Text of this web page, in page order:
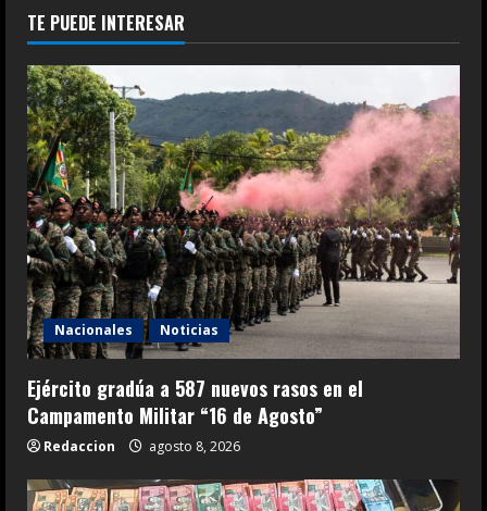
TE PUEDE INTERESAR
Nacionales Noticias
Ejército gradúa a 587 nuevos rasos en el
Campamento Militar “16 de Agosto”
Redaccion agosto 8, 2026